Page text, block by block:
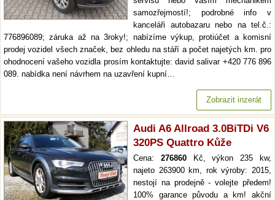
samozřejmostí!; podrobné info v
kanceláři autobazaru nebo na tel.č.:
776896089; záruka až na 3roky!; nabízíme výkup, protiúčet a komisní
prodej vozidel všech značek, bez ohledu na stáří a počet najetých km. pro
ohodnocení vašeho vozidla prosím kontaktujte: david salivar +420 776 896
089. nabídka není návrhem na uzavření kupní…
Zobrazit inzerát
Audi A6 Allroad 3.0BiTDi V6
320PS Quattro Kůže
Cena: 276860Kč, výkon 235 kw,
najeto 263900 km, rok výroby: 2015,
nestojí na prodejně - volejte předem!
100% garance původu a km! akční